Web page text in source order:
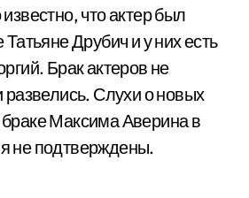
что актер был
Друбич и у них есть
Брак актеров не
развелись. Слухи о новых
Максима Аверина в
не подтверждены.